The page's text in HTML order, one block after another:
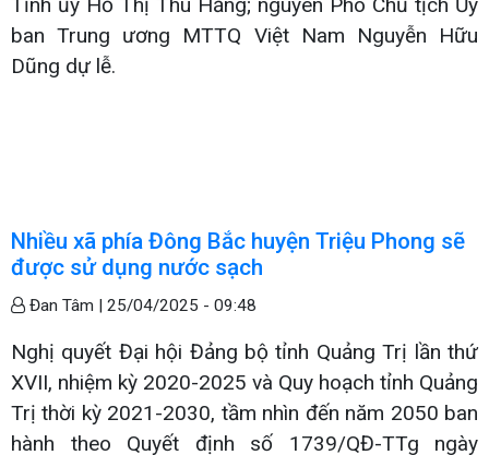
ban Trung ương MTTQ Việt Nam Nguyễn Hữu
Dũng dự lễ.
Nhiều xã phía Đông Bắc huyện Triệu Phong sẽ
được sử dụng nước sạch
Đan Tâm | 25/04/2025 - 09:48
Nghị quyết Đại hội Đảng bộ tỉnh Quảng Trị lần thứ
XVII, nhiệm kỳ 2020-2025 và Quy hoạch tỉnh Quảng
Trị thời kỳ 2021-2030, tầm nhìn đến năm 2050 ban
hành theo Quyết định số 1739/QĐ-TTg ngày